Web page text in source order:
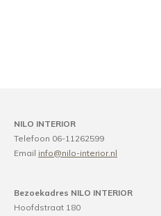
NILO INTERIOR
Telefoon 06-11262599
Email info@nilo-interior.nl
Bezoekadres NILO INTERIOR
Hoofdstraat 180